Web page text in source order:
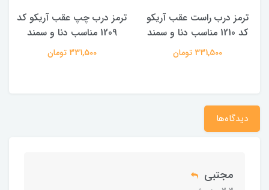
ترمز درب راست عقب آریکو
کد 1210 مناسب دنا و سمند
331,500 تومان
ترمز درب چپ عقب آریکو کد
1209 مناسب دنا و سمند
331,500 تومان
دیدگاه‌ها
مجتبی